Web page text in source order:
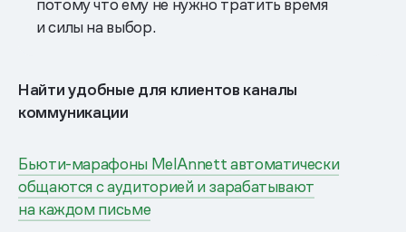
потому что ему не нужно тратить время
и силы на выбор.
Найти удобные для клиентов каналы
коммуникации
Бьюти-марафоны MelAnnett автоматически
общаются с аудиторией и зарабатывают
на каждом письме